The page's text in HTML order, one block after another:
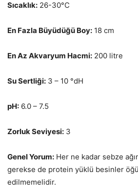
Sıcaklık: 26-30°C
En Fazla Büyüdüğü Boy: 18 cm
En Az Akvaryum Hacmi: 200 litre
Su Sertliği: 3 – 10 °dH
pH: 6.0 – 7.5
Zorluk Seviyesi: 3
Genel Yorum: Her ne kadar sebze
gerekse de protein yüklü besinler
edilmemelidir.